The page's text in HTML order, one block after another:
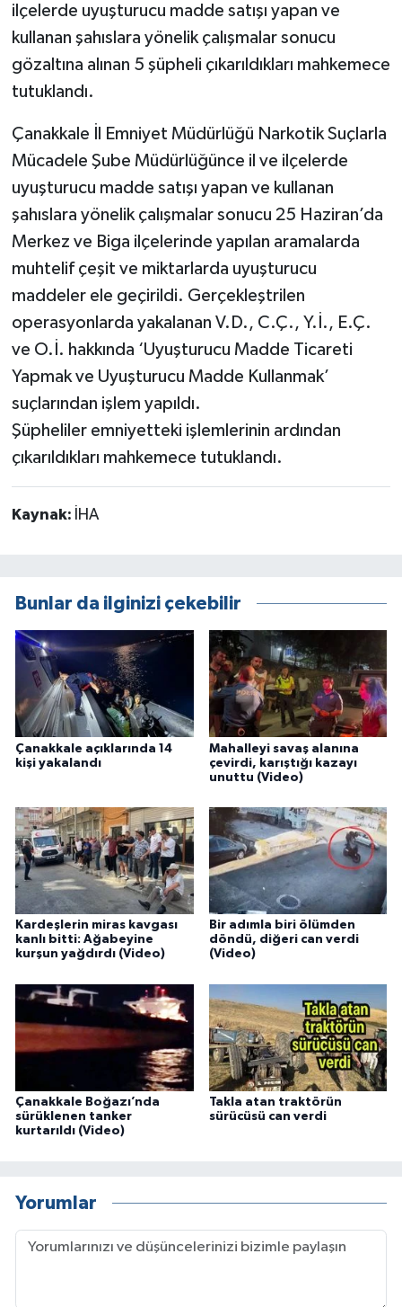
ilçelerde uyuşturucu madde satışı yapan ve
kullanan şahıslara yönelik çalışmalar sonucu
gözaltına alınan 5 şüpheli çıkarıldıkları mahkemece
tutuklandı.
Çanakkale İl Emniyet Müdürlüğü Narkotik Suçlarla
Mücadele Şube Müdürlüğünce il ve ilçelerde
uyuşturucu madde satışı yapan ve kullanan
şahıslara yönelik çalışmalar sonucu 25 Haziran’da
Merkez ve Biga ilçelerinde yapılan aramalarda
muhtelif çeşit ve miktarlarda uyuşturucu
maddeler ele geçirildi. Gerçekleştrilen
operasyonlarda yakalanan V.D., C.Ç., Y.İ., E.Ç.
ve O.İ. hakkında ‘Uyuşturucu Madde Ticareti
Yapmak ve Uyuşturucu Madde Kullanmak’
suçlarından işlem yapıldı.
Şüpheliler emniyetteki işlemlerinin ardından
çıkarıldıkları mahkemece tutuklandı.
Kaynak: İHA
Bunlar da ilginizi çekebilir
Çanakkale açıklarında 14
kişi yakalandı
Mahalleyi savaş alanına
çevirdi, karıştığı kazayı
unuttu (Video)
Kardeşlerin miras kavgası
kanlı bitti: Ağabeyine
kurşun yağdırdı (Video)
Bir adımla biri ölümden
döndü, diğeri can verdi
(Video)
Çanakkale Boğazı’nda
sürüklenen tanker
kurtarıldı (Video)
Takla atan traktörün
sürücüsü can verdi
Yorumlar